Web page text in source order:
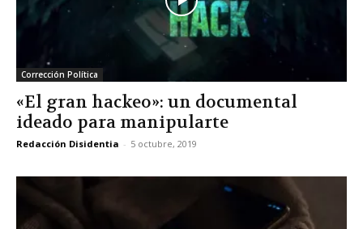
Corrección Política
«El gran hackeo»: un documental
ideado para manipularte
Redacción Disidentia - 5 octubre, 2019